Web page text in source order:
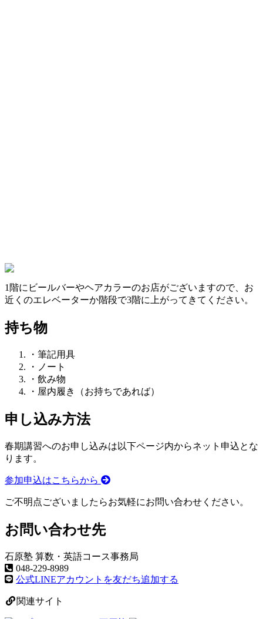
1階にビールバーやヘアカラーのお店がございますので、お
近くのエレベーターか階段で3階に上がってきてください。
持ち物
・筆記用具
・ノート
・飲み物
・屋内履き（お持ちであれば）
申し込み方法
春期講習へのお申し込みは以下ページ内からネット申込とな
ります。
参加申込はこちらから
ご不明点ございましたらお気軽にお問い合わせください。
お問い合わせ先
石原塾 算数・英語コース事務局
048-229-8989
公式LINEアカウントを友だち追加する
関連サイト